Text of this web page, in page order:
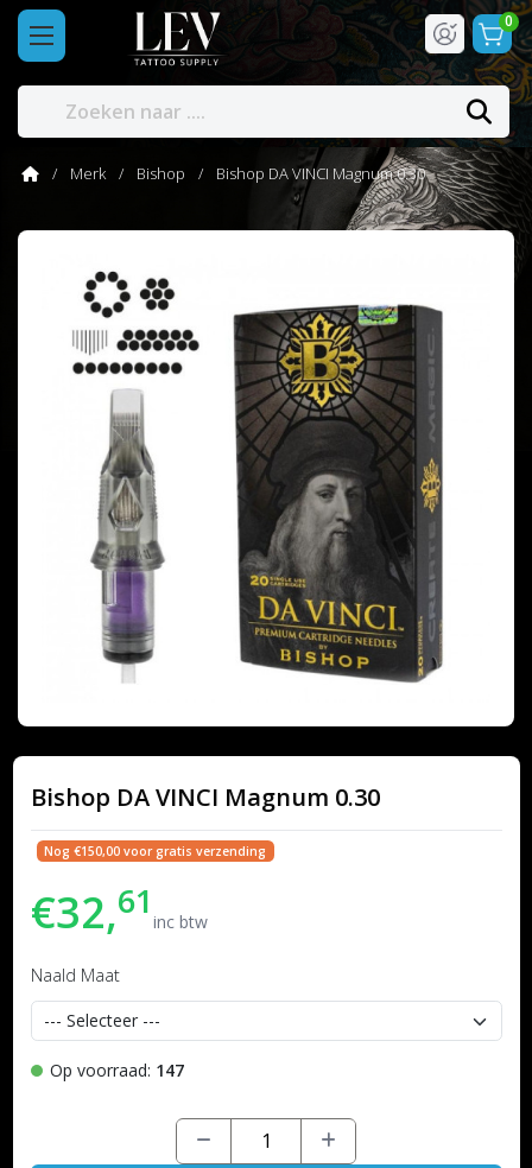
0
Merk Bishop Bishop DA VINCI Magnum 0.30
Bishop DA VINCI Magnum 0.30
Nog €150,00 voor gratis verzending
€32,61 inc btw
Naald Maat
Op voorraad: 147